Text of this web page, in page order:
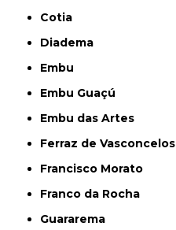
Cotia
Diadema
Embu
Embu Guaçú
Embu das Artes
Ferraz de Vasconcelos
Francisco Morato
Franco da Rocha
Guararema